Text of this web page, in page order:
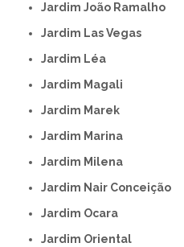
Jardim João Ramalho
Jardim Las Vegas
Jardim Léa
Jardim Magali
Jardim Marek
Jardim Marina
Jardim Milena
Jardim Nair Conceição
Jardim Ocara
Jardim Oriental